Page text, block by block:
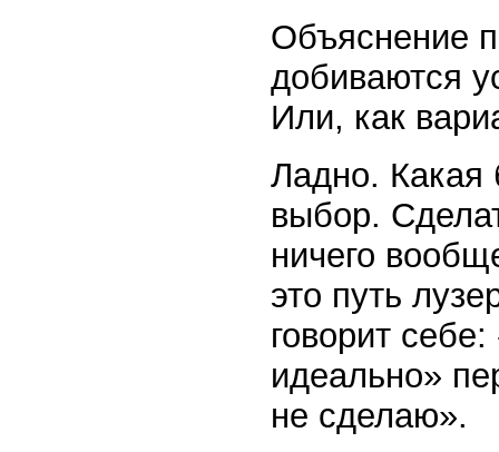
Объяснение
добиваются
Или, как
Ладно. Какая
выбор.
ничего
это путь
говорит
идеально»
не сделаю».